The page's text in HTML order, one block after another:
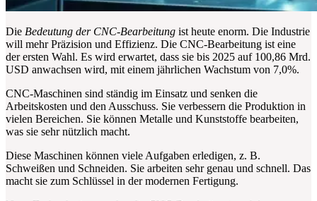
Die Bedeutung der CNC-Bearbeitung ist heute enorm. Die Industrie
will mehr Präzision und Effizienz. Die CNC-Bearbeitung ist eine
der ersten Wahl. Es wird erwartet, dass sie bis 2025 auf 100,86 Mrd.
USD anwachsen wird, mit einem jährlichen Wachstum von 7,0%.
CNC-Maschinen sind ständig im Einsatz und senken die
Arbeitskosten und den Ausschuss. Sie verbessern die Produktion in
vielen Bereichen. Sie können Metalle und Kunststoffe bearbeiten,
was sie sehr nützlich macht.
Diese Maschinen können viele Aufgaben erledigen, z. B.
Schweißen und Schneiden. Sie arbeiten sehr genau und schnell. Das
macht sie zum Schlüssel in der modernen Fertigung.